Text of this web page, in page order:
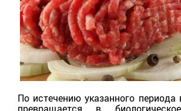
По истечению указанного